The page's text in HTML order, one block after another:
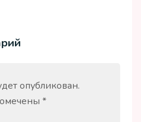
опубликован.
*